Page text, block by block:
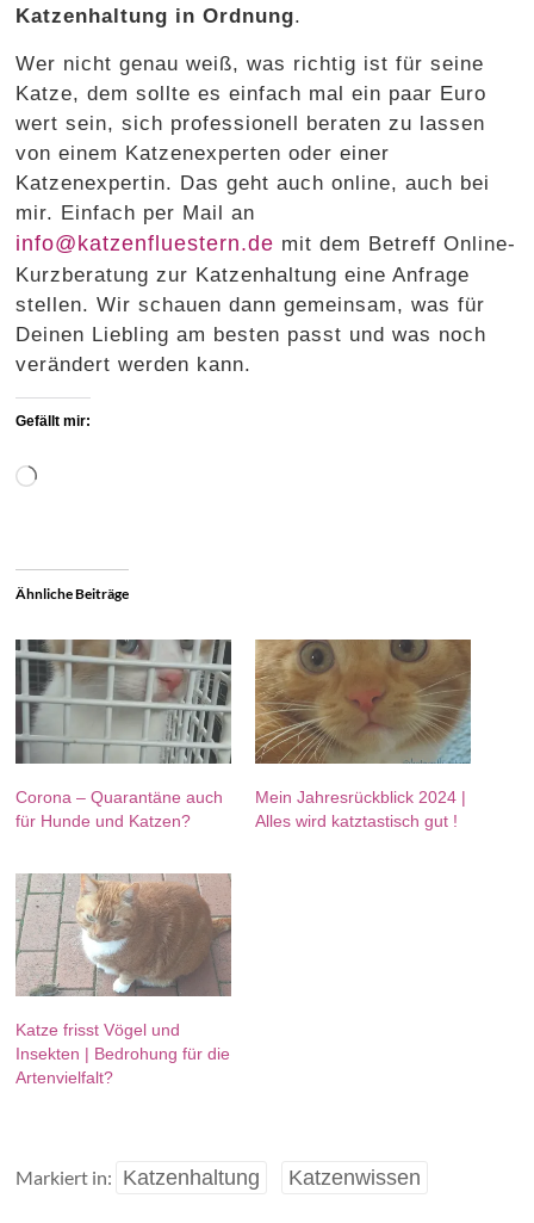
Katzenhaltung in Ordnung.
Wer nicht genau weiß, was richtig ist für seine
Katze, dem sollte es einfach mal ein paar Euro
wert sein, sich professionell beraten zu lassen
von einem Katzenexperten oder einer
Katzenexpertin. Das geht auch online, auch bei
mir. Einfach per Mail an
info@katzenfluestern.de mit dem Betreff Online-
Kurzberatung zur Katzenhaltung eine Anfrage
stellen. Wir schauen dann gemeinsam, was für
Deinen Liebling am besten passt und was noch
verändert werden kann.
Gefällt mir:
Wird
Ähnliche Beiträge
Corona – Quarantäne auch
für Hunde und Katzen?
Mein Jahresrückblick 2024 |
Alles wird katztastisch gut !
Katze frisst Vögel und
Insekten | Bedrohung für die
Artenvielfalt?
Markiert in: Katzenhaltung Katzenwissen